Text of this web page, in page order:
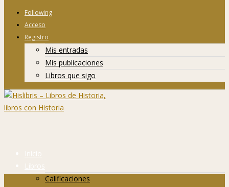
Following
Acceso
Registro
Mis entradas
Mis publicaciones
Libros que sigo
Inicio
Libros
Calificaciones